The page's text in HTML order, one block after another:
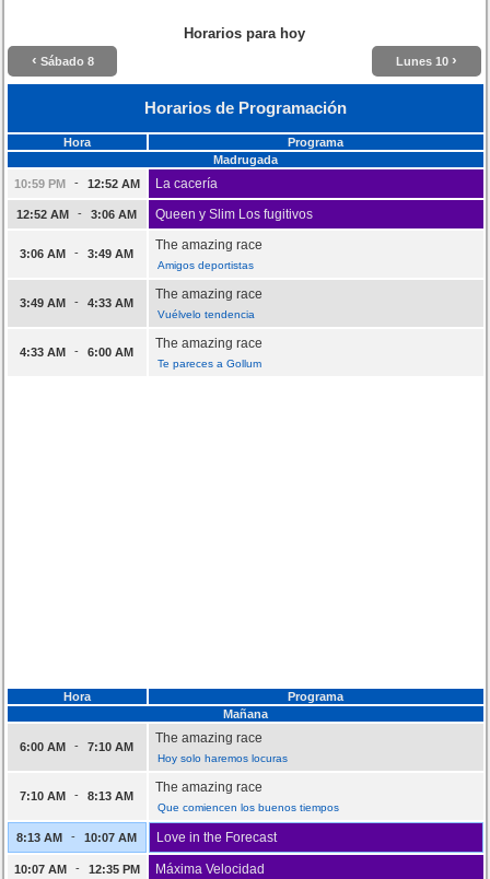
Horarios para hoy
‹ Sábado 8 Lunes 10 ›
Horarios de Programación
Hora
Programa
Madrugada
10:59 PM
- 12:52 AM La cacería
12:52 AM - 3:06 AM Queen y Slim Los fugitivos
3:06 AM - 3:49 AM
The amazing race
Amigos deportistas
3:49 AM - 4:33 AM
The amazing race
Vuélvelo tendencia
4:33 AM - 6:00 AM
The amazing race
Te pareces a Gollum
Hora
Programa
Mañana
6:00 AM - 7:10 AM
The amazing race
Hoy solo haremos locuras
7:10 AM - 8:13 AM
The amazing race
Que comiencen los buenos tiempos
8:13 AM - 10:07 AM Love in the Forecast
10:07 AM - 12:35 PM Máxima Velocidad